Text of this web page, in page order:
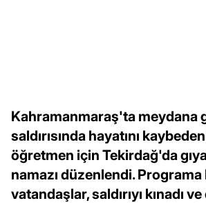
Kahramanmaraş'ta meydana
saldırısında hayatını
öğretmen için Tekirdağ'da
namazı düzenlendi. Programa
vatandaşlar, saldırıyı kınadı